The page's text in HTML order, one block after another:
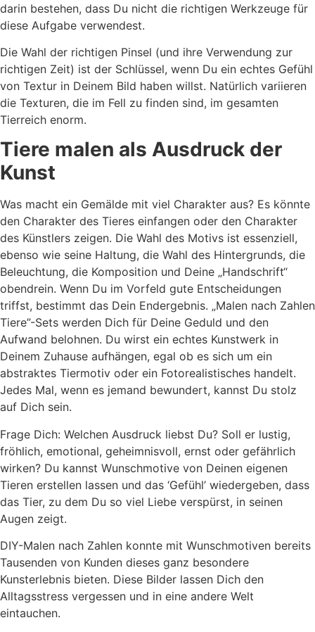
darin bestehen, dass Du nicht die richtigen Werkzeuge für
diese Aufgabe verwendest.
Die Wahl der richtigen Pinsel (und ihre Verwendung zur
richtigen Zeit) ist der Schlüssel, wenn Du ein echtes Gefühl
von Textur in Deinem Bild haben willst. Natürlich variieren
die Texturen, die im Fell zu finden sind, im gesamten
Tierreich enorm.
Tiere malen als Ausdruck der
Kunst
Was macht ein Gemälde mit viel Charakter aus? Es könnte
den Charakter des Tieres einfangen oder den Charakter
des Künstlers zeigen. Die Wahl des Motivs ist essenziell,
ebenso wie seine Haltung, die Wahl des Hintergrunds, die
Beleuchtung, die Komposition und Deine „Handschrift“
obendrein. Wenn Du im Vorfeld gute Entscheidungen
triffst, bestimmt das Dein Endergebnis. „Malen nach Zahlen
Tiere”-Sets werden Dich für Deine Geduld und den
Aufwand belohnen. Du wirst ein echtes Kunstwerk in
Deinem Zuhause aufhängen, egal ob es sich um ein
abstraktes Tiermotiv oder ein Fotorealistisches handelt.
Jedes Mal, wenn es jemand bewundert, kannst Du stolz
auf Dich sein.
Frage Dich: Welchen Ausdruck liebst Du? Soll er lustig,
fröhlich, emotional, geheimnisvoll, ernst oder gefährlich
wirken? Du kannst Wunschmotive von Deinen eigenen
Tieren erstellen lassen und das ‘Gefühl’ wiedergeben, dass
das Tier, zu dem Du so viel Liebe verspürst, in seinen
Augen zeigt.
DIY-Malen nach Zahlen konnte mit Wunschmotiven bereits
Tausenden von Kunden dieses ganz besondere
Kunsterlebnis bieten. Diese Bilder lassen Dich den
Alltagsstress vergessen und in eine andere Welt
eintauchen.